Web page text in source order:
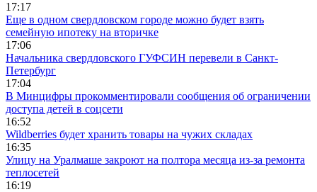
17:17
Еще в одном свердловском городе можно будет взять
семейную ипотеку на вторичке
17:06
Начальника свердловского ГУФСИН перевели в Санкт-
Петербург
17:04
В Минцифры прокомментировали сообщения об ограничении
доступа детей в соцсети
16:52
Wildberries будет хранить товары на чужих складах
16:35
Улицу на Уралмаше закроют на полтора месяца из-за ремонта
теплосетей
16:19